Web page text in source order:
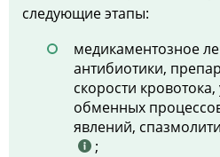
следующие этапы:
медикаментозное
антибиотики,
скорости
обменных
явлений,
;